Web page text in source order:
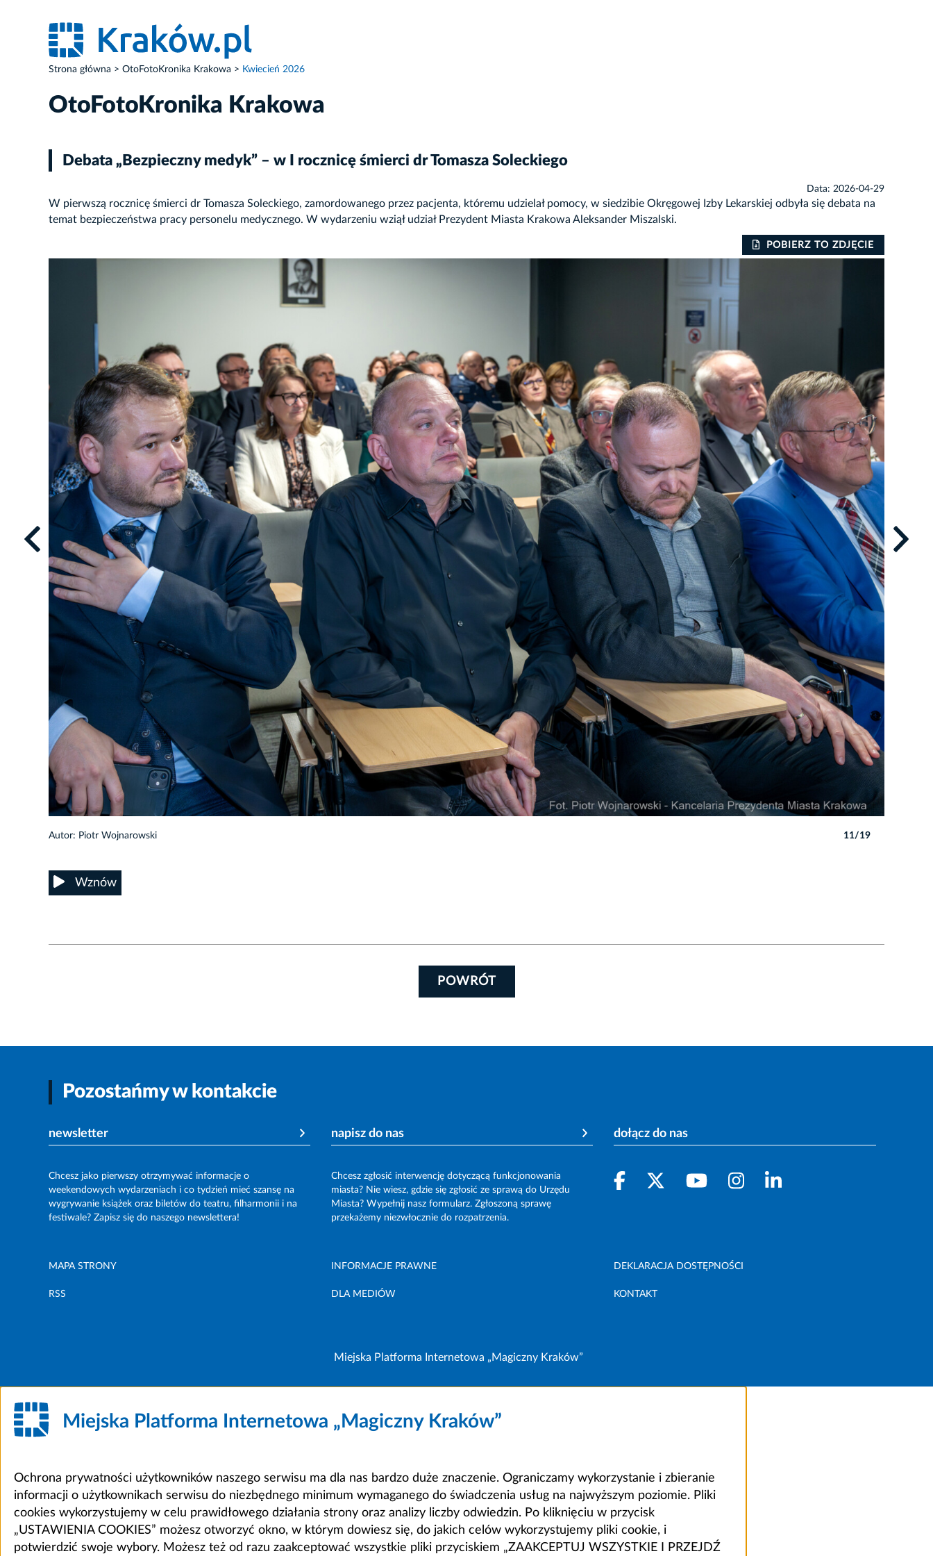
Strona główna OtoFotoKronika Krakowa Kwiecień 2026
OtoFotoKronika Krakowa
Debata „Bezpieczny medyk” – w I rocznicę śmierci dr Tomasza Soleckiego
Data: 2026-04-29
W pierwszą rocznicę śmierci dr Tomasza Soleckiego, zamordowanego przez pacjenta, któremu udzielał pomocy, w siedzibie Okręgowej Izby Lekarskiej odbyła się debata na
temat bezpieczeństwa pracy personelu medycznego. W wydarzeniu wziął udział Prezydent Miasta Krakowa Aleksander Miszalski.
POBIERZ TO ZDJĘCIE
Autor: Piotr Wojnarowski 11/19
Wznów
POWRÓT
Pozostańmy w kontakcie
newsletter
Chcesz jako pierwszy otrzymywać informacje o
weekendowych wydarzeniach i co tydzień mieć szansę na
wygrywanie książek oraz biletów do teatru, filharmonii i na
festiwale? Zapisz się do naszego newslettera!
napisz do nas
Chcesz zgłosić interwencję dotyczącą funkcjonowania
miasta? Nie wiesz, gdzie się zgłosić ze sprawą do Urzędu
Miasta? Wypełnij nasz formularz. Zgłoszoną sprawę
przekażemy niezwłocznie do rozpatrzenia.
dołącz do nas
MAPA STRONY INFORMACJE PRAWNE DEKLARACJA DOSTĘPNOŚCI
RSS DLA MEDIÓW KONTAKT
Miejska Platforma Internetowa „Magiczny Kraków”
Miejska Platforma Internetowa „Magiczny Kraków”
Ochrona prywatności użytkowników naszego serwisu ma dla nas bardzo duże znaczenie. Ograniczamy wykorzystanie i zbieranie
informacji o użytkownikach serwisu do niezbędnego minimum wymaganego do świadczenia usług na najwyższym poziomie. Pliki
cookies wykorzystujemy w celu prawidłowego działania strony oraz analizy liczby odwiedzin. Po kliknięciu w przycisk
„USTAWIENIA COOKIES” możesz otworzyć okno, w którym dowiesz się, do jakich celów wykorzystujemy pliki cookie, i
potwierdzić swoje wybory. Możesz też od razu zaakceptować wszystkie pliki przyciskiem „ZAAKCEPTUJ WSZYSTKIE I PRZEJDŹ